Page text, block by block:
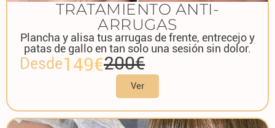
TRATAMIENTO ANTI-
ARRUGAS
Plancha y alisa tus arrugas de frente, entrecejo y
patas de gallo en tan solo una sesión sin dolor.
Desde149€200€
Ver